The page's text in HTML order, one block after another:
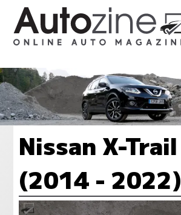
Nissan X-Trail
(2014 - 2022)